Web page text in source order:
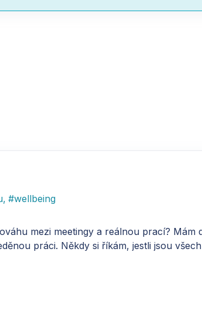
, #wellbeing
mezi meetingy a reálnou prací? Mám
práci. Někdy si říkám, jestli jsou